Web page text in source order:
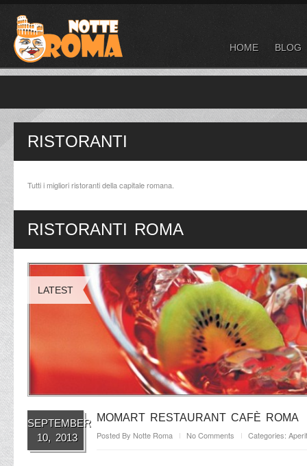
HOME BLOG
RISTORANTI
Tutti i migliori ristoranti della capitale romana.
RISTORANTI ROMA
LATEST
SEPTEMBER
10, 2013
MOMART RESTAURANT CAFÈ ROMA
Posted By Notte Roma No Comments Categories: